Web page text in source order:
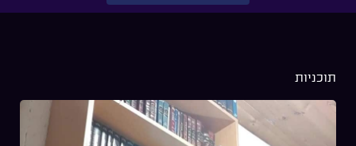
תוכניות